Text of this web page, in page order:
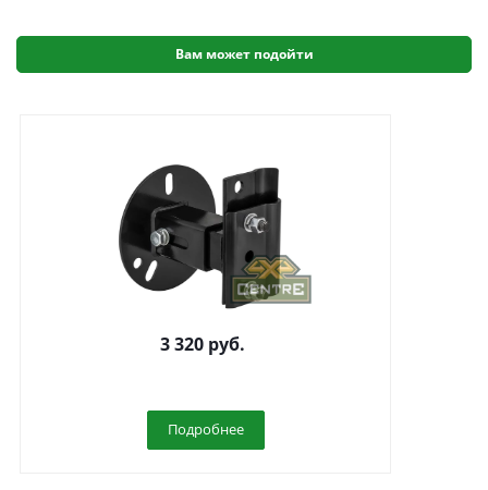
Вам может подойти
Кронштейн для крепления домкрата Hi-Jack к
запасному колесу
3 320руб.
Подробнее